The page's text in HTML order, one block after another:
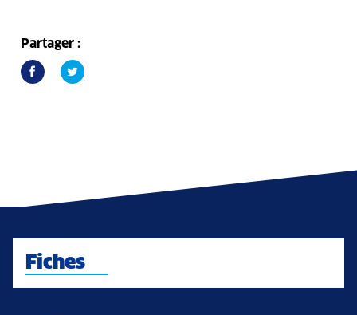
Partager :
Fiches